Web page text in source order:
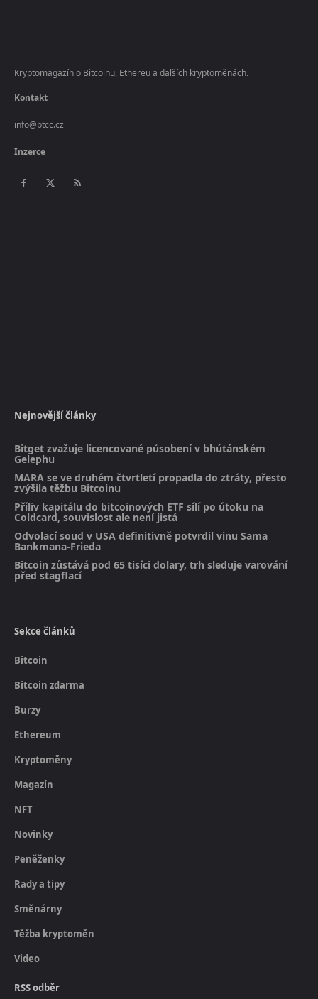
Kryptomagazín o Bitcoinu, Ethereu a dalších kryptoměnách.
Kontakt
info@btcc.cz
Inzerce
Nejnovější články
Bitget zvažuje licencované působení v bhútánském
Gelephu
MARA se ve druhém čtvrtletí propadla do ztráty, přesto
zvýšila těžbu Bitcoinu
Příliv kapitálu do bitcoinových ETF sílí po útoku na
Coldcard, souvislost ale není jistá
Odvolací soud v USA definitivně potvrdil vinu Sama
Bankmana-Frieda
Bitcoin zůstává pod 65 tisíci dolary, trh sleduje varování
před stagflací
Sekce článků
Bitcoin
Bitcoin zdarma
Burzy
Ethereum
Kryptoměny
Magazín
NFT
Novinky
Peněženky
Rady a tipy
Směnárny
Těžba kryptoměn
Video
RSS odběr